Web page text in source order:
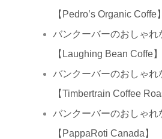
【Pedro’s Organic Coffe】
バンクーバーのおしゃれ
【Laughing Bean Coffe】
バンクーバーのおしゃれ
【Timbertrain Coffee
バンクーバーのおしゃれ
【PappaRoti Canada】